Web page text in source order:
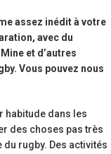
assez inédit à votre
avec du
et d’autres
Vous pouvez nous
habitude dans les
des choses pas très
rugby. Des activités